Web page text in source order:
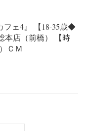
フェ4』 【18-35歳◆
本店（前橋） 【時
ＣＭ